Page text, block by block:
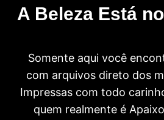
A Beleza Está
Somente aqui você
com arquivos direto dos
Impressas com todo
quem realmente é